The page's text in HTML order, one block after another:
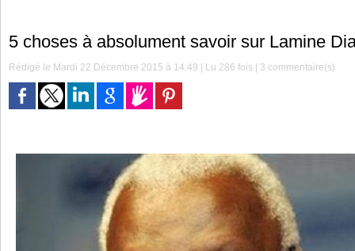
5 choses à absolument savoir sur Lamine
Rédigé le Mardi 22 Décembre 2015 à 14:49 | Lu 286 fois | 3 commentaire(s)